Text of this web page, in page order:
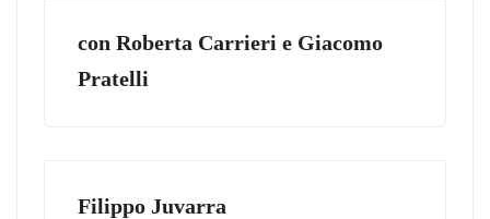
con Roberta Carrieri e Giacomo
Pratelli
Filippo Juvarra